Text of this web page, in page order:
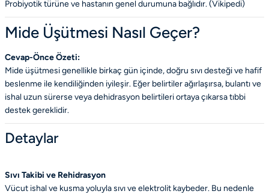
Probiyotik türüne ve hastanın genel durumuna bağlıdır. (Vikipedi)
Mide Üşütmesi Nasıl Geçer?
Cevap-Önce Özeti:
Mide üşütmesi genellikle birkaç gün içinde, doğru sıvı desteği ve hafif
beslenme ile kendiliğinden iyileşir. Eğer belirtiler ağırlaşırsa, bulantı ve
ishal uzun sürerse veya dehidrasyon belirtileri ortaya çıkarsa tıbbi
destek gereklidir.
Detaylar
Sıvı Takibi ve Rehidrasyon
Vücut ishal ve kusma yoluyla sıvı ve elektrolit kaybeder. Bu nedenle